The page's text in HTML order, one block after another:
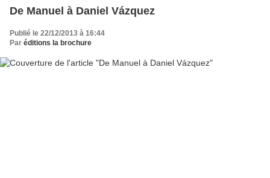
De Manuel à Daniel Vázquez
Publié le 22/12/2013 à 16:44
Par éditions la brochure